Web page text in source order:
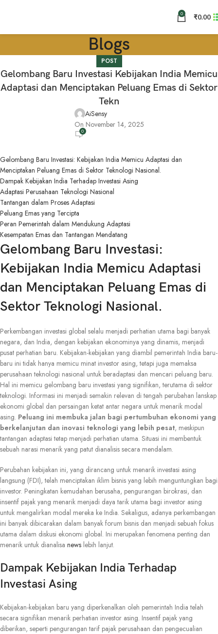
0 ₹0.00
Blogs
POST
Gelombang Baru Investasi Kebijakan India Memicu
Adaptasi dan Menciptakan Peluang Emas di Sektor
Tekn
AiSensy
On November 14, 2025
0
Gelombang Baru Investasi: Kebijakan India Memicu Adaptasi dan
Menciptakan Peluang Emas di Sektor Teknologi Nasional.
Dampak Kebijakan India Terhadap Investasi Asing
Adaptasi Perusahaan Teknologi Nasional
Tantangan dalam Proses Adaptasi
Peluang Emas yang Tercipta
Peran Pemerintah dalam Mendukung Adaptasi
Kesempatan Emas dan Tantangan Mendatang
Gelombang Baru Investasi:
Kebijakan India Memicu Adaptasi
dan Menciptakan Peluang Emas di
Sektor Teknologi Nasional.
Perkembangan investasi global selalu menjadi perhatian utama bagi banyak
negara, dan India, dengan kebijakan ekonominya yang dinamis, menjadi
pusat perhatian baru. Kebijakan-kebijakan yang diambil pemerintah India baru-
baru ini tidak hanya memicu minat investor asing, tetapi juga memaksa
perusahaan teknologi nasional untuk beradaptasi dan mencari peluang baru.
Hal ini memicu gelombang baru investasi yang signifikan, terutama di sektor
teknologi. Informasi ini menjadi semakin relevan di tengah perubahan lanskap
ekonomi global dan persaingan ketat antar negara untuk menarik modal
asing. Peluang ini membuka jalan bagi pertumbuhan ekonomi yang
berkelanjutan dan inovasi teknologi yang lebih pesat, meskipun
tantangan adaptasi tetap menjadi perhatian utama. Situasi ini membentuk
sebuah narasi menarik yang patut dianalisis secara mendalam.
Perubahan kebijakan ini, yang dirancang untuk menarik investasi asing
langsung (FDI), telah menciptakan iklim bisnis yang lebih menguntungkan bagi
investor. Peningkatan kemudahan berusaha, pengurangan birokrasi, dan
insentif pajak yang menarik menjadi daya tarik utama bagi investor asing
untuk mengalirkan modal mereka ke India. Sekaligus, adanya perkembangan
ini banyak dibicarakan dalam banyak forum bisnis dan menjadi sebuah fokus
utama dalam diskusi ekonomi global. Ini merupakan fenomena penting dan
menarik untuk dianalisa news lebih lanjut.
Dampak Kebijakan India Terhadap
Investasi Asing
Kebijakan-kebijakan baru yang diperkenalkan oleh pemerintah India telah
secara signifikan menarik perhatian investor asing. Insentif pajak yang
diberikan, seperti pengurangan tarif pajak perusahaan dan pengecualian